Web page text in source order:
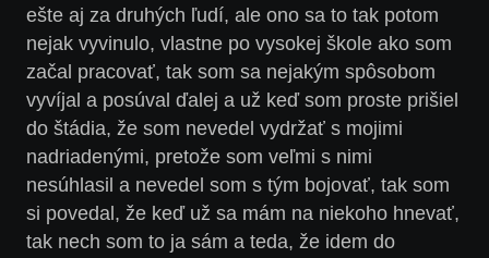
ešte aj za druhých ľudí, ale ono sa to tak potom
nejak vyvinulo, vlastne po vysokej škole ako som
začal pracovať, tak som sa nejakým spôsobom
vyvíjal a posúval ďalej a už keď som proste prišiel
do štádia, že som nevedel vydržať s mojimi
nadriadenými, pretože som veľmi s nimi
nesúhlasil a nevedel som s tým bojovať, tak som
si povedal, že keď už sa mám na niekoho hnevať,
tak nech som to ja sám a teda, že idem do